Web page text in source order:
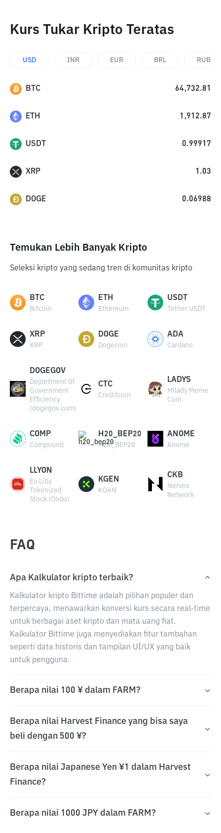
Kurs Tukar Kripto Teratas
USD INR EUR BRL RUB
BTC 64,732.81
ETH 1,912.87
USDT 0.99917
XRP 1.03
DOGE 0.06988
Temukan Lebih Banyak Kripto
Seleksi kripto yang sedang tren di komunitas kripto
BTC
Bitcoin
ETH
Ethereum
USDT
Tether USDT
XRP
XRP
DOGE
Dogecoin
ADA
Cardano
DOGEGOV
Department Of
Government
Efficiency
(dogegov.com)
CTC
Creditcoin
LADYS
Milady Meme
Coin
COMP
Compound
H20_BEP20
H20_BEP20
ANOME
Anome
LLYON
Eli Lilly
Tokenized
Stock (Ondo)
KGEN
KGeN
CKB
Nervos
Network
FAQ
Apa Kalkulator kripto terbaik?
Kalkulator kripto Bittime adalah pilihan populer dan
terpercaya, menawarkan konversi kurs secara real-time
untuk berbagai aset kripto dan mata uang fiat.
Kalkulator Bittime juga menyediakan fitur tambahan
seperti data historis dan tampilan UI/UX yang baik
untuk pengguna.
Berapa nilai 100 ¥ dalam FARM?
Berapa nilai Harvest Finance yang bisa saya
beli dengan 500 ¥?
Berapa nilai Japanese Yen ¥1 dalam Harvest
Finance?
Berapa nilai 1000 JPY dalam FARM?